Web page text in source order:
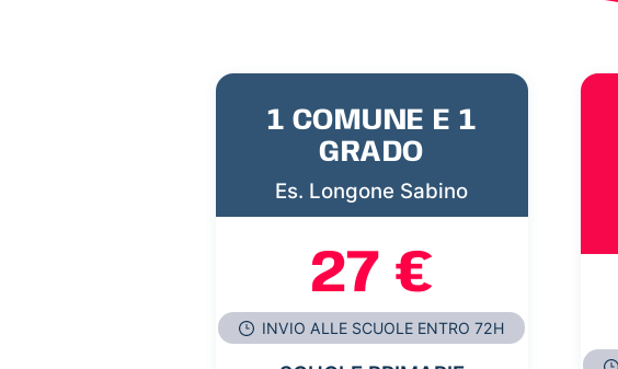
1 COMUNE E 1
GRADO
Es. Longone Sabino
27 €
INVIO ALLE SCUOLE ENTRO 72H